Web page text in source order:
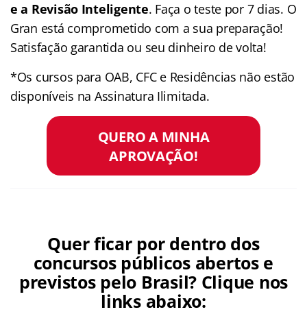
e a Revisão Inteligente. Faça o teste por 7 dias. O
Gran está comprometido com a sua preparação!
Satisfação garantida ou seu dinheiro de volta!
*Os cursos para OAB, CFC e Residências não estão
disponíveis na Assinatura Ilimitada.
QUERO A MINHA
APROVAÇÃO!
Quer ficar por dentro dos
concursos públicos abertos e
previstos pelo Brasil? Clique nos
links abaixo: